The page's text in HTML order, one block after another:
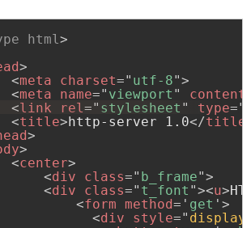
html>
>
<meta charset=" utf-8">
<meta name=" viewport " content
<link rel=" stylesheet " type="
<title>http-server 1.0</title
>
>
<center>
<div class=" b_frame">
<div class=" t_font "><u>
<form method= ' get ' >
<div style=" display